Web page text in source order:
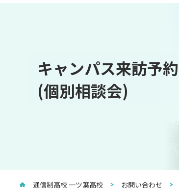
キャンパス来訪予約
(個別相談会)
通信制高校 一ツ葉高校 お問い合わせ